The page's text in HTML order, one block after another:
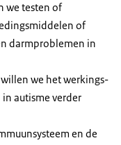
we testen of
of
darmproblemen in
we het werkings-
autisme verder
en de